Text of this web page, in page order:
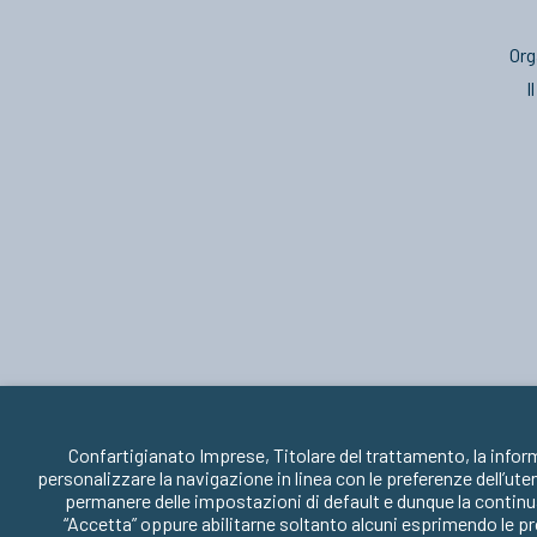
Confartigianato Imprese, Titolare del trattamento, la
personalizzare la navigazione in linea con le preferenze
permanere delle impostazioni di default e dunque la
“Accetta” oppure abilitarne soltanto alcuni esprimendo le